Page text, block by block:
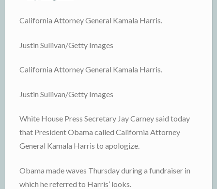
California Attorney General Kamala Harris.
Justin Sullivan/Getty Images
California Attorney General Kamala Harris.
Justin Sullivan/Getty Images
White House Press Secretary Jay Carney said today
that President Obama called California Attorney
General Kamala Harris to apologize.
Obama made waves Thursday during a fundraiser in
which he referred to Harris’ looks.